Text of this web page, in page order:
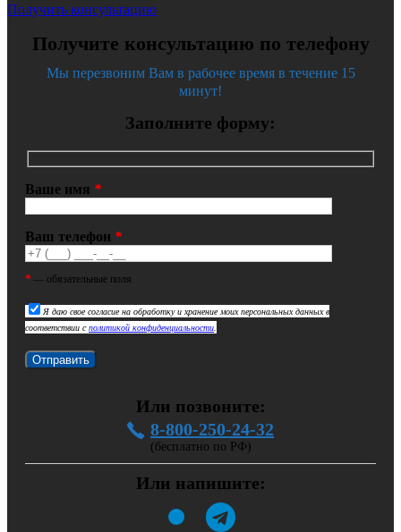
Получить консультацию
Получите консультацию по телефону
Мы перезвоним Вам в рабочее время в течение 15
минут!
Заполните форму:
Ваше имя *
Ваш телефон *
* — обязательные поля
Я даю свое согласие на обработку и хранение моих персональных данных в
соответствии сполитикой конфиденциальности.
Или позвоните:
8-800-250-24-32
(бесплатно по РФ)
Или напишите: